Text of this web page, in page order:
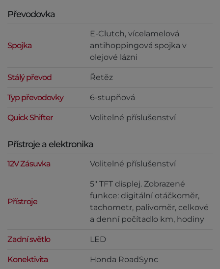
Převodovka
Spojka
E-Clutch, vícelamelová
antihoppingová spojka v
olejové lázni
Stálý převod Řetěz
Typ převodovky 6-stupňová
Quick Shifter Volitelné příslušenství
Přístroje a elektronika
12V Zásuvka Volitelné příslušenství
Přístroje
5" TFT displej. Zobrazené
funkce: digitální otáčkoměr,
tachometr, palivoměr, celkové
a denní počítadlo km, hodiny
Zadní světlo LED
Konektivita Honda RoadSync